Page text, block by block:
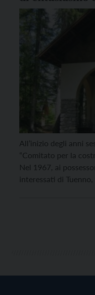
All’inizio degli anni
“Comitato per la
Nel 1967, ai
interessati di